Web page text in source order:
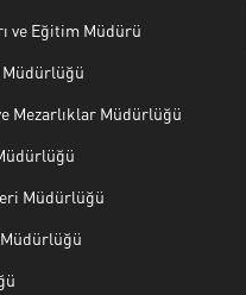
ve Eğitim Müdürü
Müdürlüğü
Mezarlıklar Müdürlüğü
Müdürlüğü